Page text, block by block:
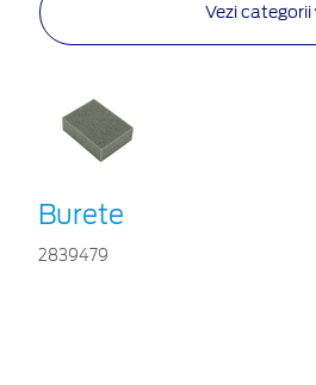
Vezi categorii
Burete
2839479